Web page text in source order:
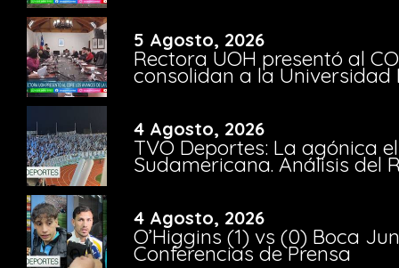
5 Agosto, 2026
Rectora UOH presentó al
consolidan a la Universidad
4 Agosto, 2026
TVO Deportes: La agónica
Sudamericana. Análisis del
4 Agosto, 2026
O’Higgins (1) vs (0) Boca
Conferencias de Prensa